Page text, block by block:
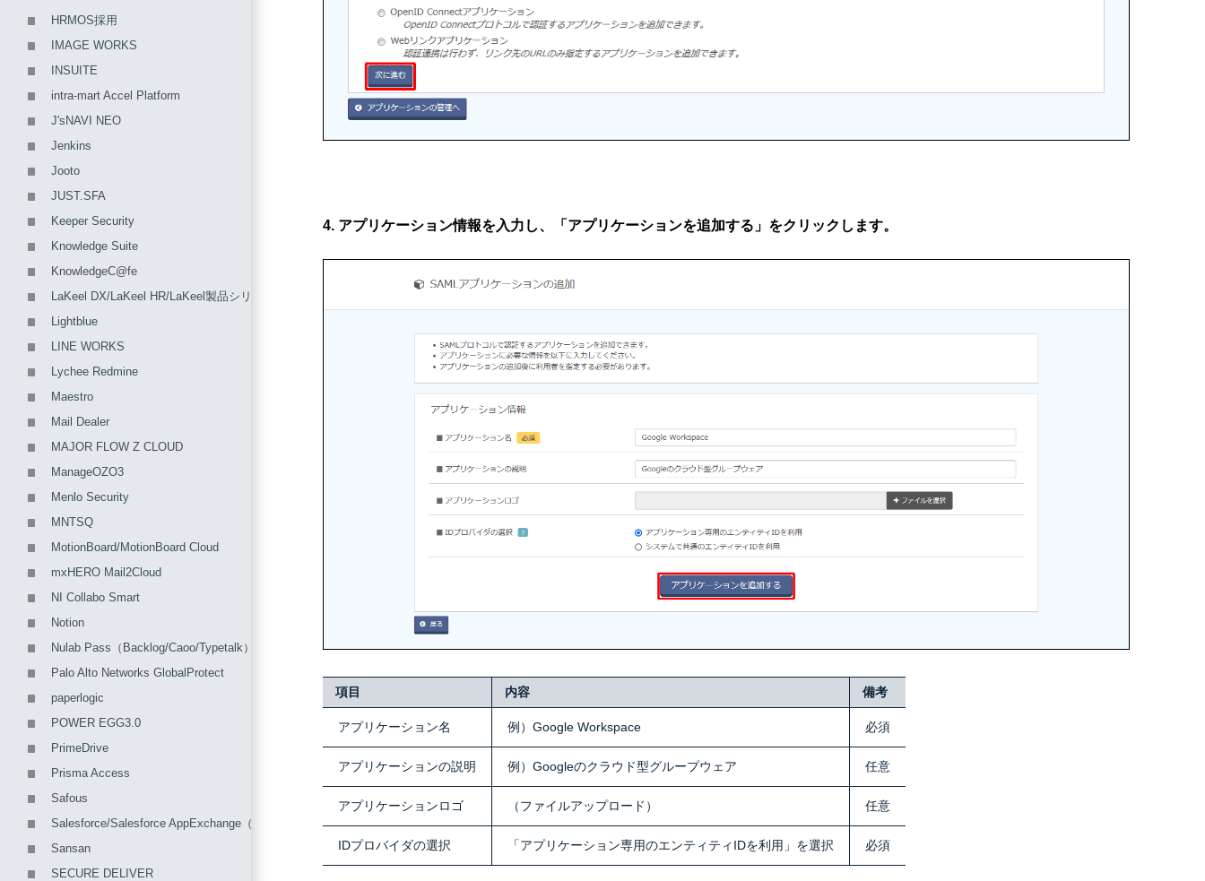
4. アプリケーション情報を入力し、「アプリケーションを追加する」をクリックします。
項目 内容 備考
アプリケーション名 例）Google Workspace 必須
アプリケーションの説明 例）Googleのクラウド型グループウェア 任意
アプリケーションロゴ （ファイルアップロード） 任意
IDプロバイダの選択 「アプリケーション専用のエンティティIDを利用」を選択 必須
HRMOS採用
IMAGE WORKS
INSUITE
intra-mart Accel Platform
J'sNAVI NEO
Jenkins
Jooto
JUST.SFA
Keeper Security
Knowledge Suite
KnowledgeC@fe
LaKeel DX/LaKeel HR/LaKeel製品シリーズ
Lightblue
LINE WORKS
Lychee Redmine
Maestro
Mail Dealer
MAJOR FLOW Z CLOUD
ManageOZO3
Menlo Security
MNTSQ
MotionBoard/MotionBoard Cloud
mxHERO Mail2Cloud
NI Collabo Smart
Notion
Nulab Pass（Backlog/Caoo/Typetalk）
Palo Alto Networks GlobalProtect
paperlogic
POWER EGG3.0
PrimeDrive
Prisma Access
Safous
Salesforce/Salesforce AppExchange（Team Spiritなど）
Sansan
SECURE DELIVER